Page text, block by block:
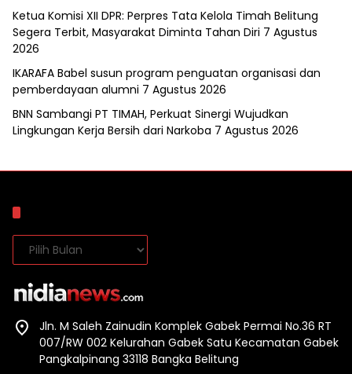
Ketua Komisi XII DPR: Perpres Tata Kelola Timah Belitung
Segera Terbit, Masyarakat Diminta Tahan Diri 7 Agustus
2026
IKARAFA Babel susun program penguatan organisasi dan
pemberdayaan alumni 7 Agustus 2026
BNN Sambangi PT TIMAH, Perkuat Sinergi Wujudkan
Lingkungan Kerja Bersih dari Narkoba 7 Agustus 2026
Arsip
Jln. M Saleh Zainudin Komplek Gabek Permai No.36 RT
007/RW 002 Kelurahan Gabek Satu Kecamatan Gabek
Pangkalpinang 33118 Bangka Belitung